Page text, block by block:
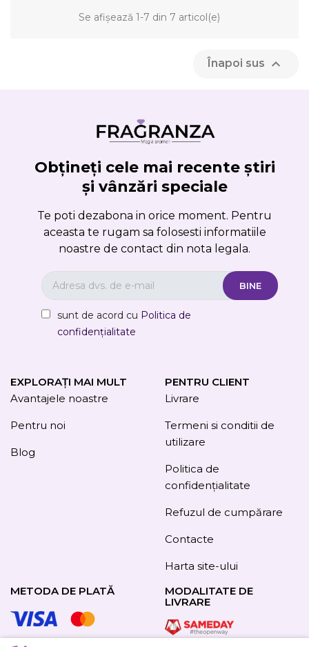
Se afișează 1-7 din 7 articol(e)
Înapoi sus 
Obțineți cele mai recente știri
și vânzări speciale
Te poti dezabona in orice moment. Pentru
aceasta te rugam sa folosesti informatiile
noastre de contact din nota legala.
sunt de acord cu Politica de
confidențialitate
EXPLORAȚI MAI MULT
Avantajele noastre
Pentru noi
Blog
PENTRU CLIENT
Livrare
Termeni si conditii de
utilizare
Politica de
confidențialitate
Refuzul de cumpărare
Contacte
Harta site-ului
METODA DE PLATĂ
MODALITATE DE
LIVRARE